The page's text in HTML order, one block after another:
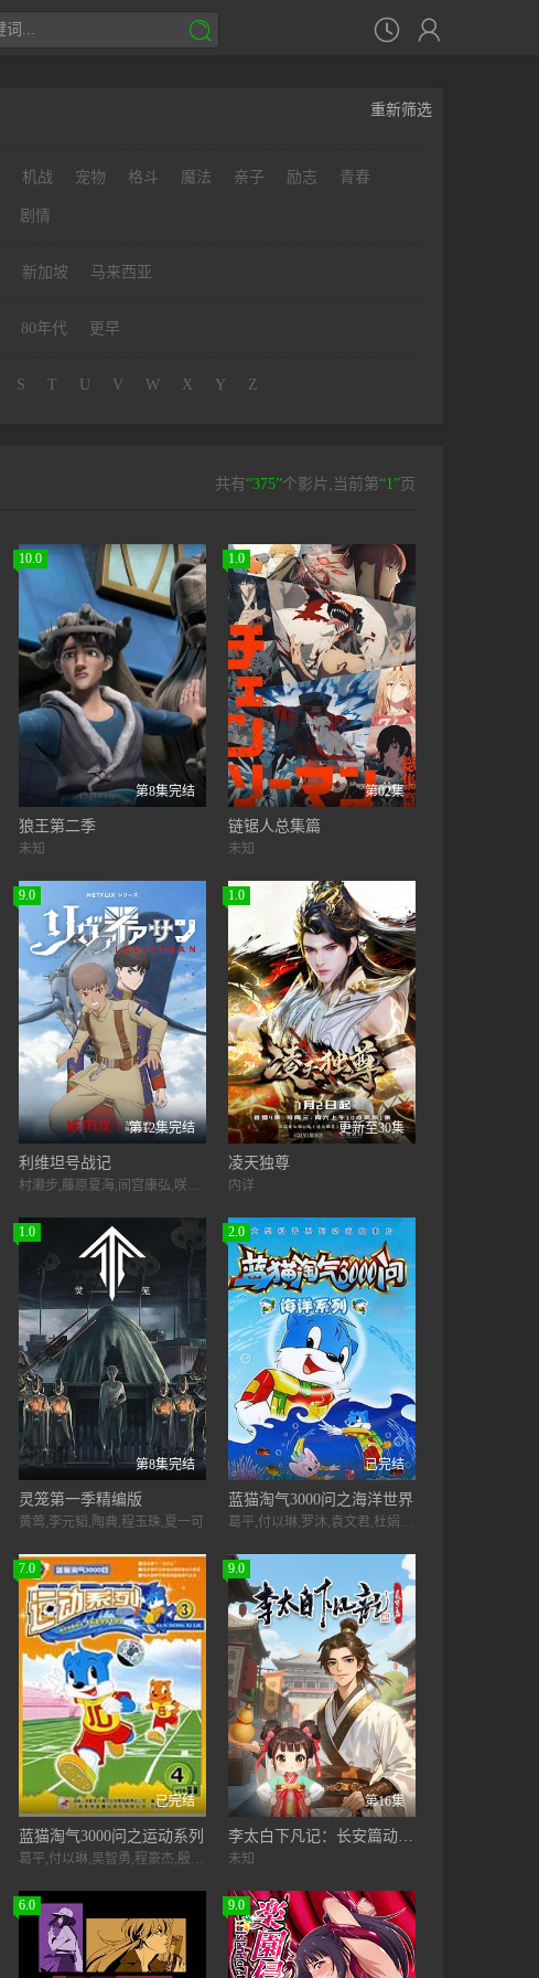
 

重新筛选
机战 宠物 格斗 魔法 亲子 励志 青春
剧情
新加坡 马来西亚
80年代 更早
S T U V W X Y Z
共有“375”个影片,当前第“1”页
10.0
第8集完结
狼王第二季
未知
1.0
第02集
链锯人总集篇
未知
9.0
第12集完结
利维坦号战记
村濑步,藤原夏海,间宫康弘,咲野俊介,园崎未惠,柴田伊万,东地宏树,菲鲁兹·蓝,谷育子,中村源太,林大地,丹羽哲士,小林直人,名村幸太朗,比嘉良介,羽佐间道夫,藤原贵弘,楠见尚己,玄田哲章
1.0
更新至30集
凌天独尊
内详
1.0
第8集完结
灵笼第一季精编版
黄莺,李元韬,陶典,程玉珠,夏一可
2.0
已完结
蓝猫淘气3000问之海洋世界
葛平,付以琳,罗沐,袁文君,杜娟,李一兵
7.0
已完结
蓝猫淘气3000问之运动系列
葛平,付以琳,吴智勇,程豪杰,殷姿,曾令,李艳,章颖智,陈涛,杜娟,陈小芳,宋晓宇
9.0
第16集
李太白下凡记：长安篇动态漫画第1季
未知
6.0 9.0